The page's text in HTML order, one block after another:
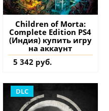
Children of Morta:
Complete Edition PS4
(Индия) купить игру
на аккаунт
5 342 руб.
DLC